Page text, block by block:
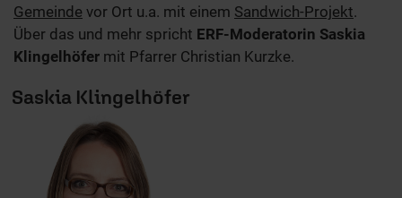
Gemeinde vor Ort u.a. mit einem Sandwich-Projekt.
Über das und mehr spricht ERF-Moderatorin Saskia
Klingelhöfer mit Pfarrer Christian Kurzke.
Saskia Klingelhöfer